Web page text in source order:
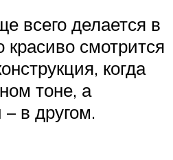
всего делается в
смотрится
когда
тоне, а
– в другом.